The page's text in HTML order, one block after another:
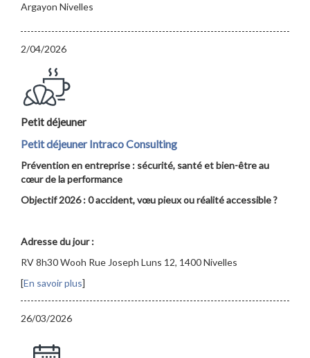
Argayon Nivelles
2/04/2026
Petit déjeuner
Petit déjeuner Intraco Consulting
Prévention en entreprise : sécurité, santé et bien-être au
cœur de la performance
Objectif 2026 : 0 accident, vœu pieux ou réalité accessible ?
Adresse du jour :
RV 8h30 Wooh Rue Joseph Luns 12, 1400 Nivelles
[En savoir plus]
26/03/2026